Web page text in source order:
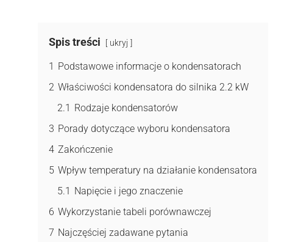
Spis treści ukryj
1 Podstawowe informacje o kondensatorach
2 Właściwości kondensatora do silnika 2.2 kW
2.1 Rodzaje kondensatorów
3 Porady dotyczące wyboru kondensatora
4 Zakończenie
5 Wpływ temperatury na działanie kondensatora
5.1 Napięcie i jego znaczenie
6 Wykorzystanie tabeli porównawczej
7 Najczęściej zadawane pytania